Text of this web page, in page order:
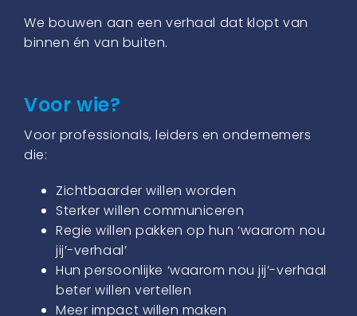
We bouwen aan een verhaal dat klopt van
binnen én van buiten.
Voor wie?
Voor professionals, leiders en ondernemers
die:
Zichtbaarder willen worden
Sterker willen communiceren
Regie willen pakken op hun ‘waarom nou
jij’-verhaal’
Hun persoonlijke ‘waarom nou jij’-verhaal
beter willen vertellen
Meer impact willen maken